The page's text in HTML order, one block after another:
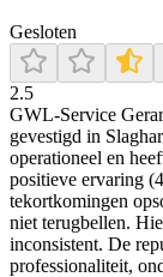
Gesloten
2.5
GWL-Service
gevestigd in
operationeel en
positieve ervaring
tekortkomingen
niet terugbellen.
inconsistent. De
professionaliteit,